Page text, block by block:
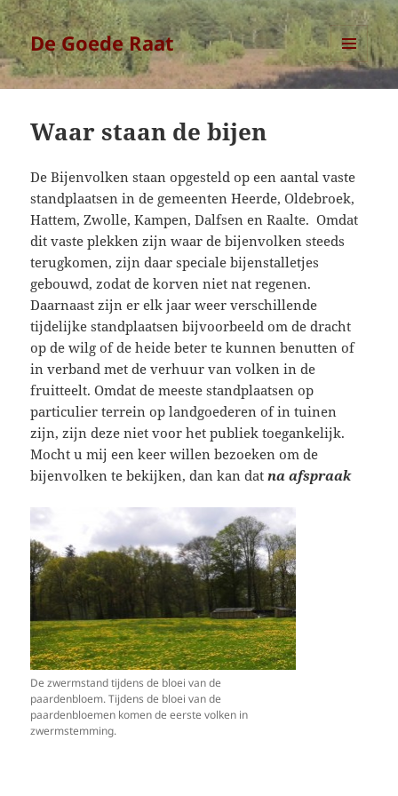
De Goede Raat
MENU
Waar staan de bijen
De Bijenvolken staan opgesteld op een aantal vaste
standplaatsen in de gemeenten Heerde, Oldebroek,
Hattem, Zwolle, Kampen, Dalfsen en Raalte. Omdat
dit vaste plekken zijn waar de bijenvolken steeds
terugkomen, zijn daar speciale bijenstalletjes
gebouwd, zodat de korven niet nat regenen.
Daarnaast zijn er elk jaar weer verschillende
tijdelijke standplaatsen bijvoorbeeld om de dracht
op de wilg of de heide beter te kunnen benutten of
in verband met de verhuur van volken in de
fruitteelt. Omdat de meeste standplaatsen op
particulier terrein op landgoederen of in tuinen
zijn, zijn deze niet voor het publiek toegankelijk.
Mocht u mij een keer willen bezoeken om de
bijenvolken te bekijken, dan kan datna afspraak
De zwermstand tijdens de bloei van de
paardenbloem. Tijdens de bloei van de
paardenbloemen komen de eerste volken in
zwermstemming.